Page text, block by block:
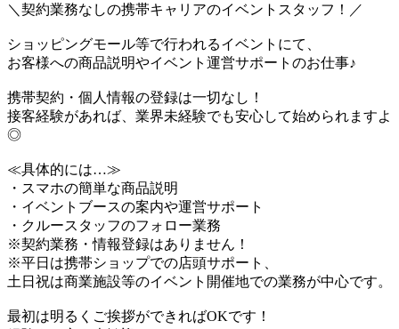
＼契約業務なしの携帯キャリアのイベントスタッフ！／
ショッピングモール等で行われるイベントにて、
お客様への商品説明やイベント運営サポートのお仕事♪
携帯契約・個人情報の登録は一切なし！
接客経験があれば、業界未経験でも安心して始められますよ
◎
≪具体的には…≫
・スマホの簡単な商品説明
・イベントブースの案内や運営サポート
・クルースタッフのフォロー業務
※契約業務・情報登録はありません！
※平日は携帯ショップでの店頭サポート、
土日祝は商業施設等のイベント開催地での業務が中心です。
最初は明るくご挨拶ができればOKです！